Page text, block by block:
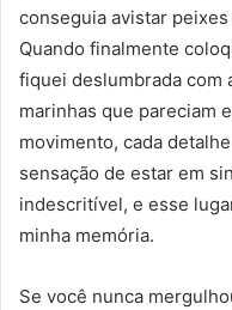
conseguia avistar
Quando finalmente
fiquei deslumbrada com
marinhas que pareciam
movimento, cada
sensação de estar em
indescritível, e esse
minha memória.
Se você nunca